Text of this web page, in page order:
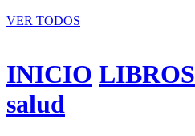
VER TODOS
INICIO LIBROS
salud